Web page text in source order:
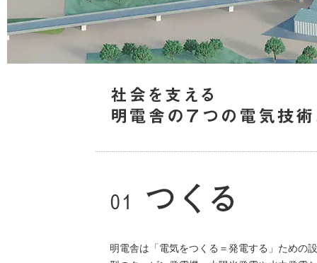
明電舎は「電気をつくる＝発電する」ための